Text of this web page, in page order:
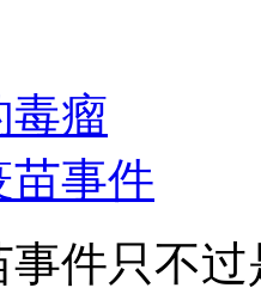
毒瘤
事件
件只不